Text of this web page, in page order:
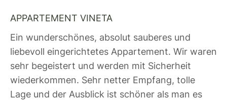
APPARTEMENT VINETA
Ein wunderschönes, absolut sauberes und
liebevoll eingerichtetes Appartement. Wir waren
sehr begeistert und werden mit Sicherheit
wiederkommen. Sehr netter Empfang, tolle
Lage und der Ausblick ist schöner als man es